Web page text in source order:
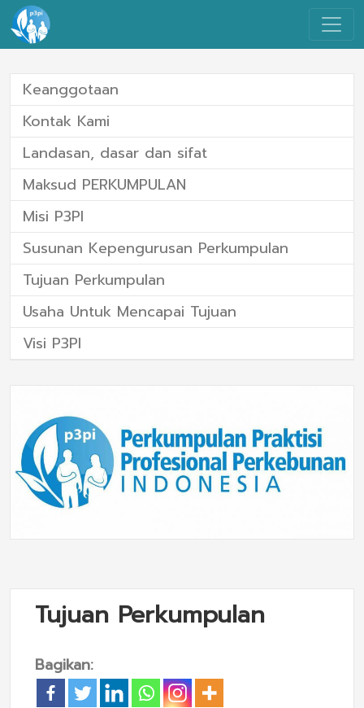
Keanggotaan
Kontak Kami
Landasan, dasar dan sifat
Maksud PERKUMPULAN
Misi P3PI
Susunan Kepengurusan Perkumpulan
Tujuan Perkumpulan
Usaha Untuk Mencapai Tujuan
Visi P3PI
Tujuan Perkumpulan
Bagikan: